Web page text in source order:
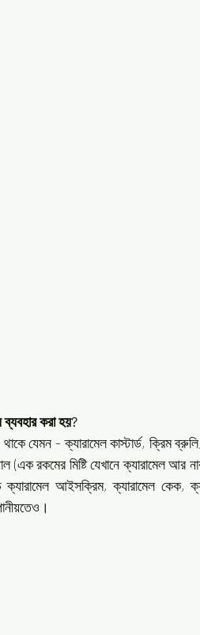
করা হয়?
থাকে যেমন - ক্যারামেল কাস্টার্ড,
(এক রকমের মিষ্টি যেখানে ক্যারামেল আর
আইসক্রিম, ক্যারামেল কেক,